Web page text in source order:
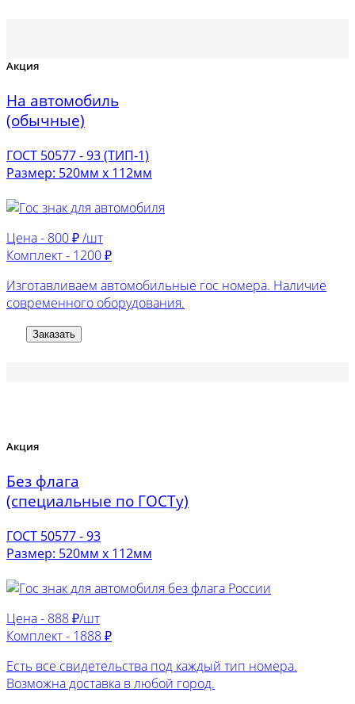
Акция
На автомобиль
(обычные)
ГОСТ 50577 - 93 (ТИП-1)
Размер: 520мм х 112мм
Цена - 800 ₽ /шт
Комплект - 1200 ₽
Изготавливаем автомобильные гос номера. Наличие
современного оборудования.
Заказать
Акция
Без флага
(специальные по ГОСТу)
ГОСТ 50577 - 93
Размер: 520мм х 112мм
Цена - 888 ₽/шт
Комплект - 1888 ₽
Есть все свидетельства под каждый тип номера.
Возможна доставка в любой город.